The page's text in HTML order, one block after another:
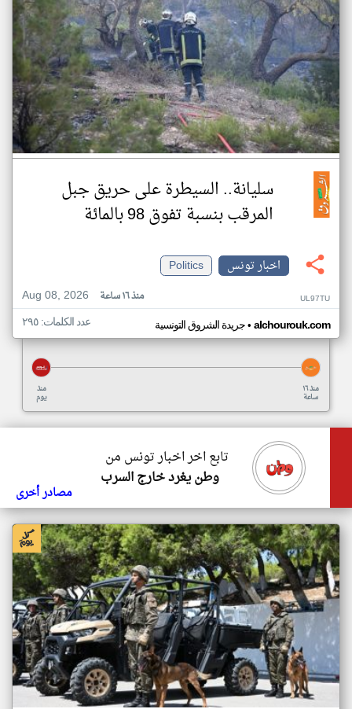
سليانة.. السيطرة على حريق جبل
المرقب بنسبة تفوق 98 بالمائة
اخبار تونس
Politics
Aug 08, 2026
منذ ١٦ ساعة UL97TU
جريدة الشروق التونسية• alchourouk.com عدد الكلمات: ٢٩٥
منذ
يوم
منذ ١٦
ساعة
تابع اخر اخبار تونس من
وطن يغرد خارج السرب
مصادر أخرى